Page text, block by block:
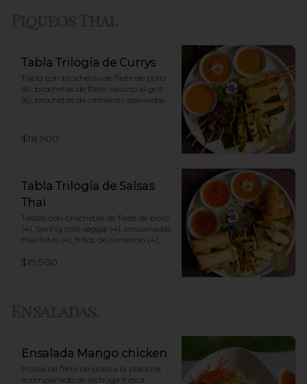
Tabla Trilogía de Currys
Tabla con brochetas de filete de pollo
(6), brochetas de filete vacuno al grill
(6), brochetas de camarón apanadas
amarillo.
$18.900
Tabla Trilogía de Salsas
Thai
Tablas con brochetas de filete de pollo
(4), Spring rolls veggie (4), empanadas
thai fritas (4), fritos de camarón (4),
Salsa de Maní y Soja spicy.
$19.900
Ensaladas.
Ensalada Mango chicken
trozos de filete de pollo a la plancha
acompañado de lechuga fresca